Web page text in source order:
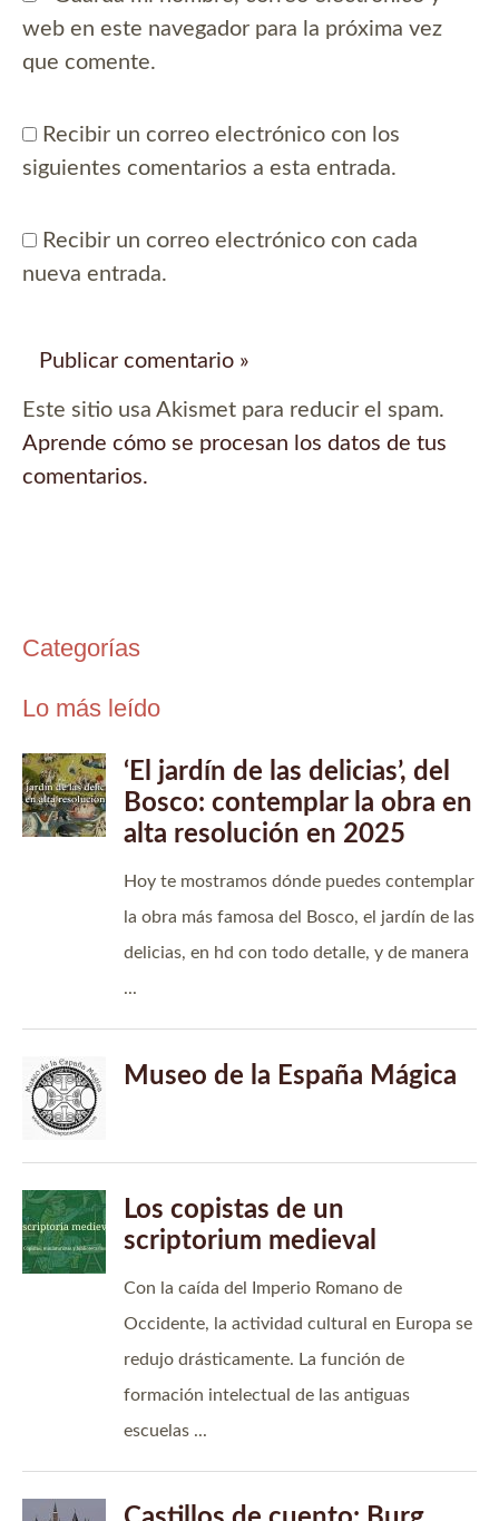
web en este navegador para la próxima vez
que comente.
Recibir un correo electrónico con los
siguientes comentarios a esta entrada.
Recibir un correo electrónico con cada
nueva entrada.
Este sitio usa Akismet para reducir el spam.
Aprende cómo se procesan los datos de tus
comentarios.
Categorías
Lo más leído